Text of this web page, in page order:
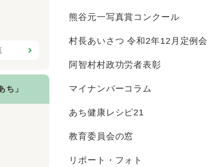
熊谷元一写真賞コンクール
村長あいさつ 令和2年12月定例会
阿智村村政功労者表彰
マイナンバーコラム
あち健康レシピ21
教育委員会の窓
リポート・フォト
ち」